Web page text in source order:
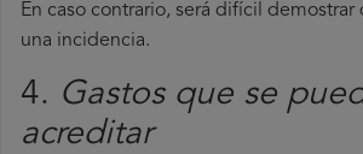
En caso contrario, será difícil demostrar
una incidencia.
4. Gastos que se
acreditar